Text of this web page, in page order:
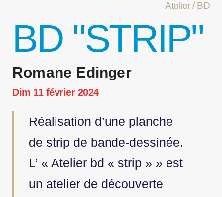
Atelier / BD
BD "STRIP"
Romane Edinger
Dim 11 février 2024
Réalisation d’une planche
de strip de bande-dessinée.
L’ « Atelier bd « strip » » est
un atelier de découverte